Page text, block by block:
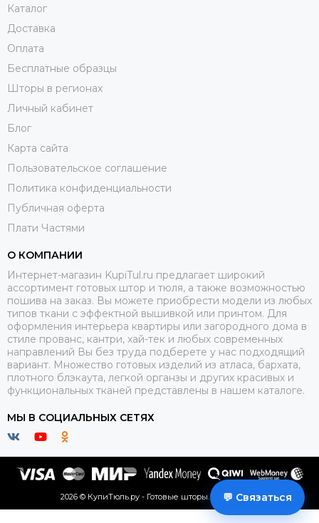
Каталог
Доставка
Оплата
Бесплатные образцы
Шторы в регионах
Личный кабинет
Блог
Карта сайта
Пользовательское соглашение
Политика конфиденциальности
Публичная оферта
Плати Частями
О КОМПАНИИ
Интернет-магазин KupiTul.ru предлагает широкий
ассортимент готовых штор и тюля, а также возможностью
пошива на заказ. Вы можете приобрести модели из любых
типов ткани с эффектной вышивкой или принтом. Для
оформления интерьера квартиры или загородного дома в
стиле прованс, кантри, хай-тек и любых современных
направлений Вы без труда подберете у нас подходящий
вариант. Множество готовых изделий из атласа, бархата,
плотного блэкаута, легкой органзы и других красивых и
функциональных тканей представлены в нашем каталоге.
МЫ В СОЦИАЛЬНЫХ СЕТЯХ
2026 © КупиТюль.ру - Готовые шторы. Карта сайта
💬 Связаться